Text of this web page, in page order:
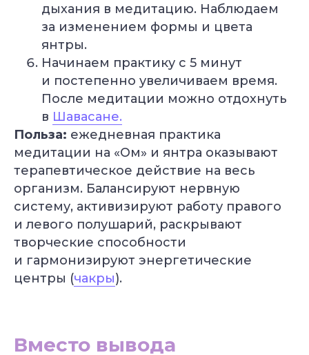
дыхания в медитацию. Наблюдаем
за изменением формы и цвета
янтры.
Начинаем практику с 5 минут
и постепенно увеличиваем время.
После медитации можно отдохнуть
в Шавасане.
Польза: ежедневная практика
медитации на «Ом» и янтра оказывают
терапевтическое действие на весь
организм. Балансируют нервную
систему, активизируют работу правого
и левого полушарий, раскрывают
творческие способности
и гармонизируют энергетические
центры (чакры).
Вместо вывода